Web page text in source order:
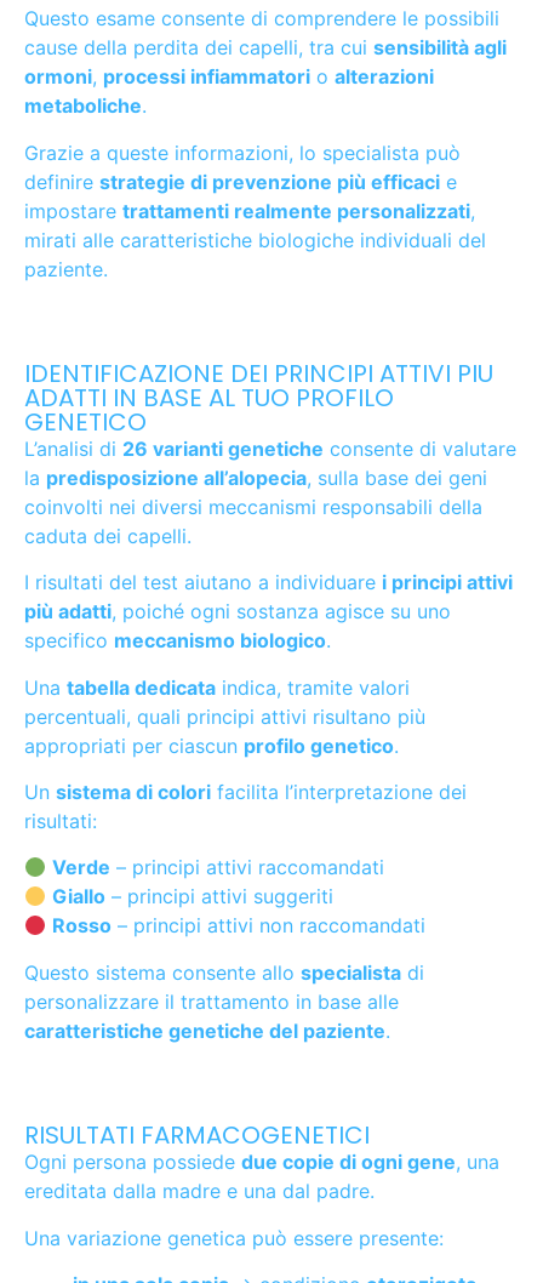
Questo esame consente di comprendere le possibili
cause della perdita dei capelli, tra cui sensibilità agli
ormoni, processi infiammatori o alterazioni
metaboliche.
Grazie a queste informazioni, lo specialista può
definire strategie di prevenzione più efficaci e
impostare trattamenti realmente personalizzati,
mirati alle caratteristiche biologiche individuali del
paziente.
IDENTIFICAZIONE DEI PRINCIPI ATTIVI PIU
ADATTI IN BASE AL TUO PROFILO
GENETICO
L’analisi di 26 varianti genetiche consente di valutare
la predisposizione all’alopecia, sulla base dei geni
coinvolti nei diversi meccanismi responsabili della
caduta dei capelli.
I risultati del test aiutano a individuare i principi attivi
più adatti, poiché ogni sostanza agisce su uno
specifico meccanismo biologico.
Una tabella dedicata indica, tramite valori
percentuali, quali principi attivi risultano più
appropriati per ciascun profilo genetico.
Un sistema di colori facilita l’interpretazione dei
risultati:
Verde – principi attivi raccomandati
Giallo – principi attivi suggeriti
Rosso – principi attivi non raccomandati
Questo sistema consente allo specialista di
personalizzare il trattamento in base alle
caratteristiche genetiche del paziente.
RISULTATI FARMACOGENETICI
Ogni persona possiede due copie di ogni gene, una
ereditata dalla madre e una dal padre.
Una variazione genetica può essere presente: